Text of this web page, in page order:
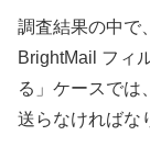
調査結果の中で
BrightMail フィ
る」ケースでは
送らなければな